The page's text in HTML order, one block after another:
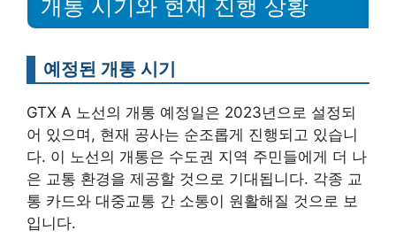
개통 시기와 현재 진행 상황
예정된 개통 시기
GTX A 노선의 개통 예정일은 2023년으로 설정되
어 있으며, 현재 공사는 순조롭게 진행되고 있습니
다. 이 노선의 개통은 수도권 지역 주민들에게 더 나
은 교통 환경을 제공할 것으로 기대됩니다. 각종 교
통 카드와 대중교통 간 소통이 원활해질 것으로 보
입니다.